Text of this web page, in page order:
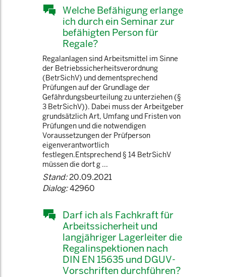
Welche Befähigung erlange
ich durch ein Seminar zur
befähigten Person für
Regale?
Regalanlagen sind Arbeitsmittel im Sinne
der Betriebssicherheitsverordnung
(BetrSichV) und dementsprechend
Prüfungen auf der Grundlage der
Gefährdungsbeurteilung zu unterziehen (§
3 BetrSichV)). Dabei muss der Arbeitgeber
grundsätzlich Art, Umfang und Fristen von
Prüfungen und die notwendigen
Voraussetzungen der Prüfperson
eigenverantwortlich
festlegen.Entsprechend § 14 BetrSichV
müssen die dort g ...
Stand:20.09.2021
Dialog:42960
Darf ich als Fachkraft für
Arbeitssicherheit und
langjähriger Lagerleiter die
Regalinspektionen nach
DIN EN 15635 und DGUV-
Vorschriften durchführen?